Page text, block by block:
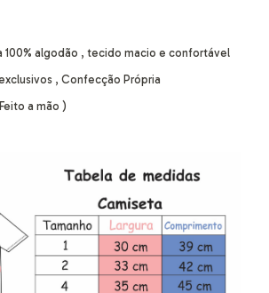
100% algodão , tecido macio e confortável
, Confecção Própria
a mão )